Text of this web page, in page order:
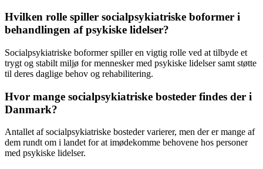
Hvilken rolle spiller socialpsykiatriske boformer i
behandlingen af psykiske lidelser?
Socialpsykiatriske boformer spiller en vigtig rolle ved at tilbyde et
trygt og stabilt miljø for mennesker med psykiske lidelser samt støtte
til deres daglige behov og rehabilitering.
Hvor mange socialpsykiatriske bosteder findes der i
Danmark?
Antallet af socialpsykiatriske bosteder varierer, men der er mange af
dem rundt om i landet for at imødekomme behovene hos personer
med psykiske lidelser.